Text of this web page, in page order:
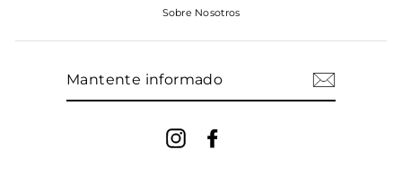
Sobre Nosotros
INFORMADO
Instagram